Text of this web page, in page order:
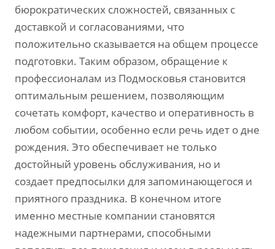
бюрократических сложностей, связанных с
доставкой и согласованиями, что
положительно сказывается на общем процессе
подготовки. Таким образом, обращение к
профессионалам из Подмосковья становится
оптимальным решением, позволяющим
сочетать комфорт, качество и оперативность в
любом событии, особенно если речь идет о дне
рождения. Это обеспечивает не только
достойный уровень обслуживания, но и
создает предпосылки для запоминающегося и
приятного праздника. В конечном итоге
именно местные компании становятся
надежными партнерами, способными